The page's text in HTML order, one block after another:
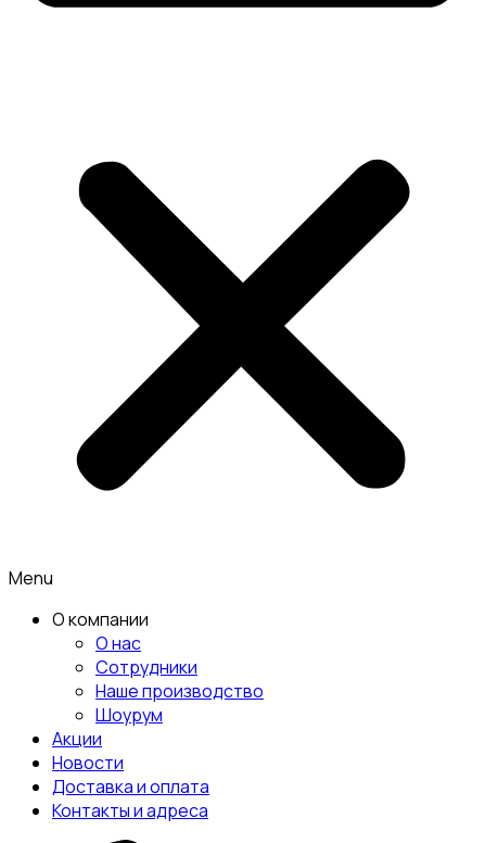
Menu
О компании
О нас
Сотрудники
Наше производство
Шоурум
Акции
Новости
Доставка и оплата
Контакты и адреса